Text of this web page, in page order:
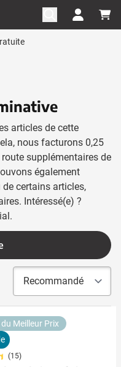
articles de cette
nous facturons 0,25
supplémentaires de
également
certains articles,
Intéressé(e) ?
Meilleur Prix
(15)